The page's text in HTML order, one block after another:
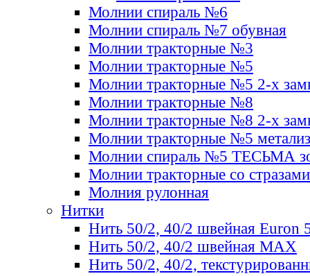
Молнии спираль №6
Молнии спираль №7 обувная
Молнии тракторные №3
Молнии тракторные №5
Молнии тракторные №5 2-х
Молнии тракторные №8
Молнии тракторные №8 2-х
Молнии тракторные №5
Молнии спираль №5 ТЕСЬМА
Молнии тракторные со стразами
Молния рулонная
Нитки
Нить 50/2, 40/2 швейная Euron
Нить 50/2, 40/2 швейная МАХ
Нить 50/2, 40/2,